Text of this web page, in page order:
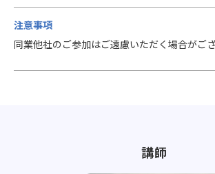
注意事項
同業他社のご参加はご遠慮いただく場合がござ
講師